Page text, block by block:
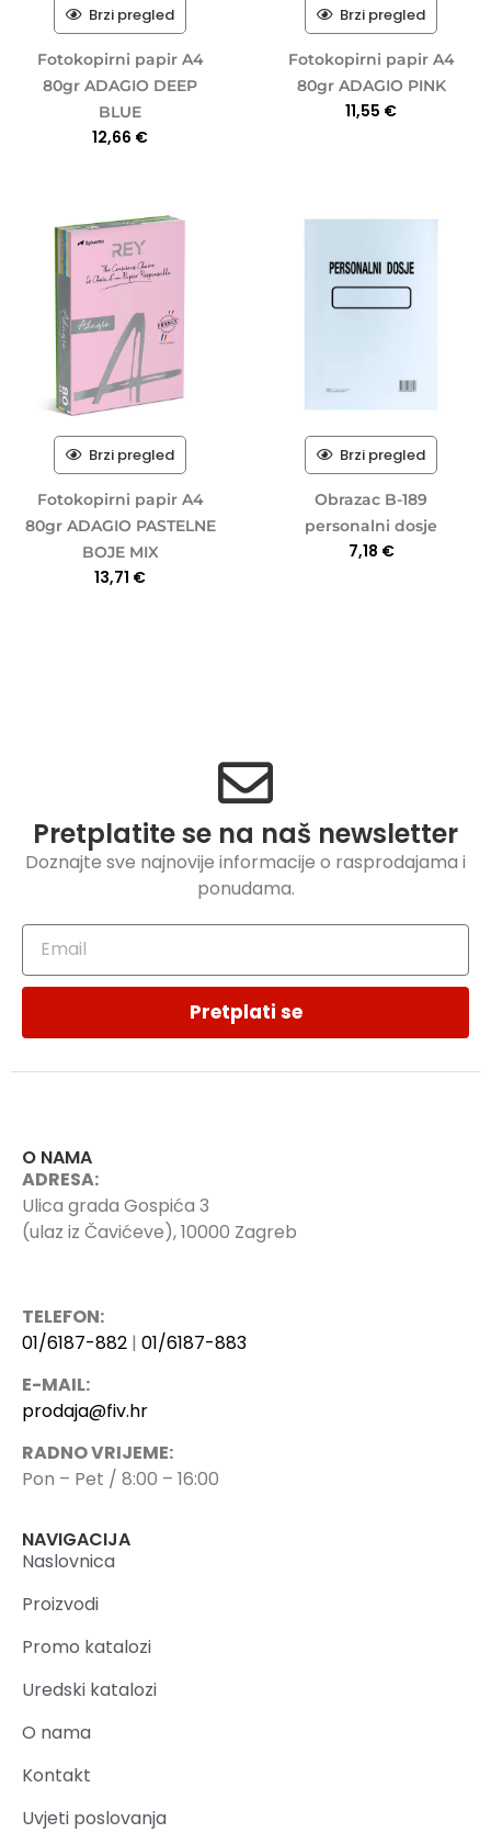
Brzi pregled
Fotokopirni papir A4
80gr ADAGIO DEEP
BLUE
12,66 €
Brzi pregled
Fotokopirni papir A4
80gr ADAGIO PINK
11,55 €
Brzi pregled
Fotokopirni papir A4
80gr ADAGIO PASTELNE
BOJE MIX
13,71 €
Brzi pregled
Obrazac B-189
personalni dosje
7,18 €
Pretplatite se na naš newsletter
Doznajte sve najnovije informacije o rasprodajama i
ponudama.
Pretplati se
O NAMA
ADRESA:
Ulica grada Gospića 3
(ulaz iz Čavićeve), 10000 Zagreb
TELEFON:
01/6187-882 | 01/6187-883
E-MAIL:
prodaja@fiv.hr
RADNO VRIJEME:
Pon – Pet / 8:00 – 16:00
NAVIGACIJA
Naslovnica
Proizvodi
Promo katalozi
Uredski katalozi
O nama
Kontakt
Uvjeti poslovanja